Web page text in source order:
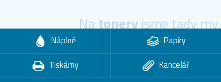
Natoneryjsme tady my.
Náplně
Papíry
Tiskárny
Kancelář